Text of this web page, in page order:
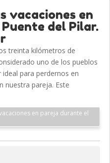
vacaciones en
del Pilar.
treinta kilómetros de
uno de los pueblos
para perdernos en
nuestra pareja. Este
en pareja durante el